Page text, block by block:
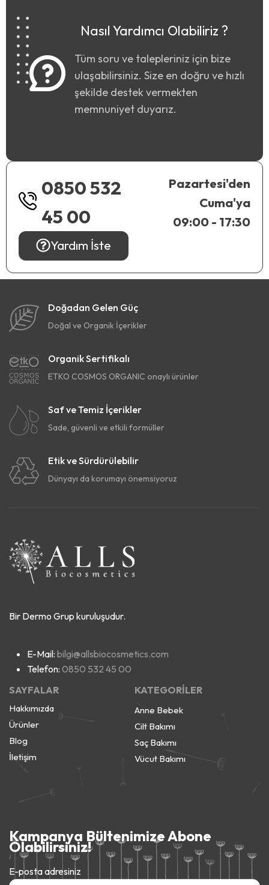
Nasıl Yardımcı Olabiliriz ?
Tüm soru ve talepleriniz için bize
ulaşabilirsiniz. Size en doğru ve hızlı
şekilde destek vermekten
memnuniyet duyarız.
0850 532
45 00
Yardım İste
Pazartesi'den
Cuma'ya
09:00 - 17:30
Doğadan Gelen Güç
Doğal ve Organik İçerikler
Organik Sertifikalı
ETKO COSMOS ORGANIC onaylı ürünler
Saf ve Temiz İçerikler
Sade, güvenli ve etkili formüller
Etik ve Sürdürülebilir
Dünyayı da korumayı önemsiyoruz
Bir Dermo Grup kuruluşudur.
E-Mail: bilgi@allsbiocosmetics.com
Telefon: 0850 532 45 00
SAYFALAR
Hakkımızda
Ürünler
Blog
İletişim
KATEGORİLER
Anne Bebek
Cilt Bakımı
Saç Bakımı
Vücut Bakımı
Kampanya Bültenimize Abone
Olabilirsiniz!
E-posta adresiniz